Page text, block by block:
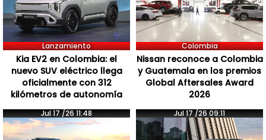
Lanzamiento
Kia EV2 en Colombia: el
nuevo SUV eléctrico llega
oficialmente con 312
kilómetros de autonomía
Colombia
Nissan reconoce a Colombia
y Guatemala en los premios
Global Aftersales Award
2026
Jul 17 /26 11:48 Jul 17 /26 09:11